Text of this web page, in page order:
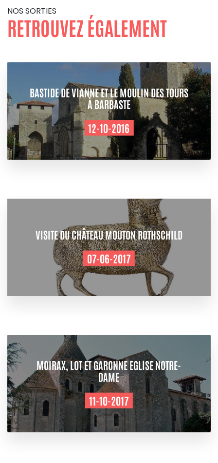
NOS SORTIES
RETROUVEZ ÉGALEMENT
BASTIDE DE VIANNE ET LE MOULIN DES TOURS
À BARBASTE
12-10-2016
VISITE DU CHÂTEAU MOUTON ROTHSCHILD
07-06-2017
MOIRAX, LOT ET GARONNE EGLISE NOTRE-
DAME
11-10-2017